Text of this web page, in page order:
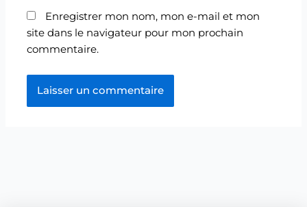
Enregistrer mon nom, mon e-mail et mon
site dans le navigateur pour mon prochain
commentaire.